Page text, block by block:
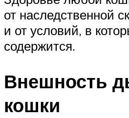
от наследственной
и от условий, в
содержится.
Внешность
кошки